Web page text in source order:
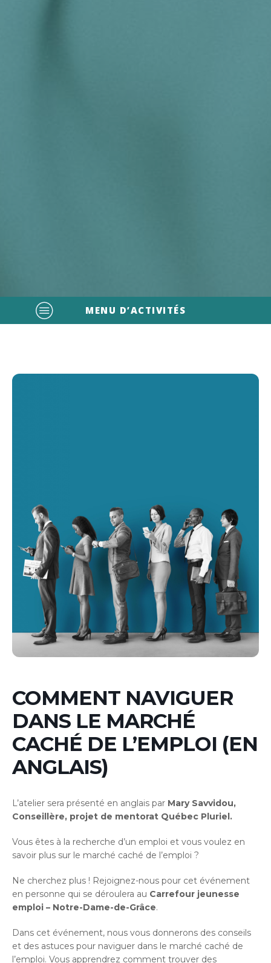
MENU D’ACTIVITÉS
COMMENT NAVIGUER
DANS LE MARCHÉ
CACHÉ DE L’EMPLOI (EN
ANGLAIS)
L’atelier sera présenté en anglais par Mary Savvidou,
Conseillère, projet de mentorat Québec Pluriel.
Vous êtes à la recherche d’un emploi et vous voulez en
savoir plus sur le marché caché de l’emploi ?
Ne cherchez plus ! Rejoignez-nous pour cet événement
en personne qui se déroulera au Carrefour jeunesse
emploi – Notre-Dame-de-Grâce.
Dans cet événement, nous vous donnerons des conseils
et des astuces pour naviguer dans le marché caché de
l’emploi. Vous apprendrez comment trouver des